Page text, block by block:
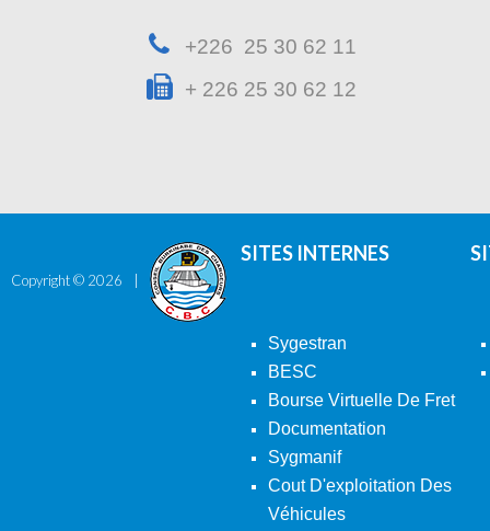
+226 25 30 62 11
+ 226 25 30 62 12
Copyright © 2026
SITES INTERNES
Sygestran
BESC
Bourse Virtuelle De Fret
Documentation
Sygmanif
Cout D'exploitation Des
Véhicules